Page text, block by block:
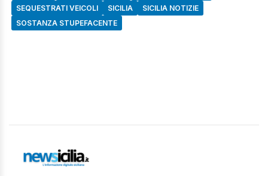
SEQUESTRATI VEICOLI
SICILIA
SICILIA NOTIZIE
SOSTANZA STUPEFACENTE